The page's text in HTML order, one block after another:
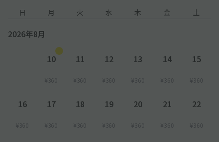
日 月 火 水 木 金 土
2026年8月
10
¥360
11
¥360
12
¥360
13
¥360
14
¥360
15
¥360
16
¥360
17
¥360
18
¥360
19
¥360
20
¥360
21
¥360
22
¥360